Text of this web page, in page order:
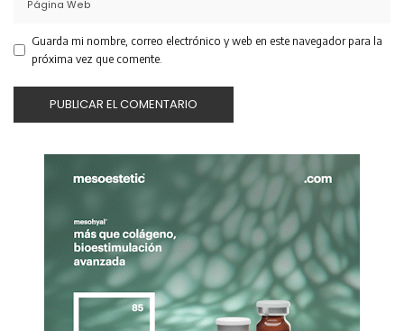
Guarda mi nombre, correo electrónico y web en este navegador para la
próxima vez que comente.